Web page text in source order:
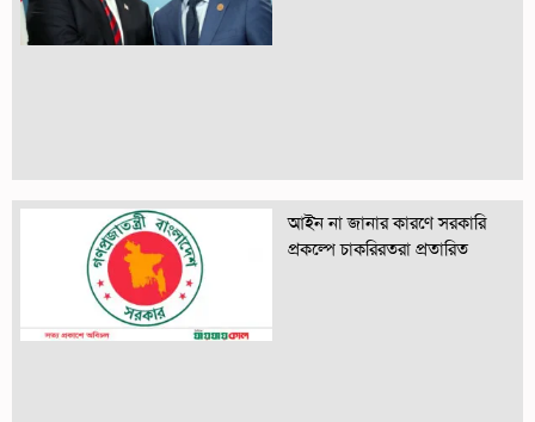
আইন না জানার কারণে সরকারি
প্রকল্পে চাকরিরতরা প্রতারিত